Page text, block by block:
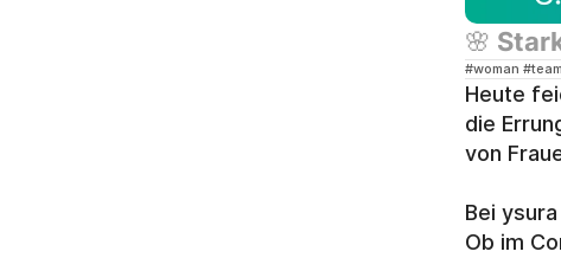
🌸
#woman #team
Heute
die
von
Bei
Ob im